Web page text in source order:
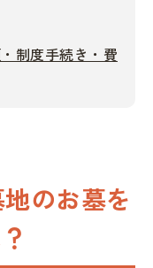
制度手続き・費
のお墓を